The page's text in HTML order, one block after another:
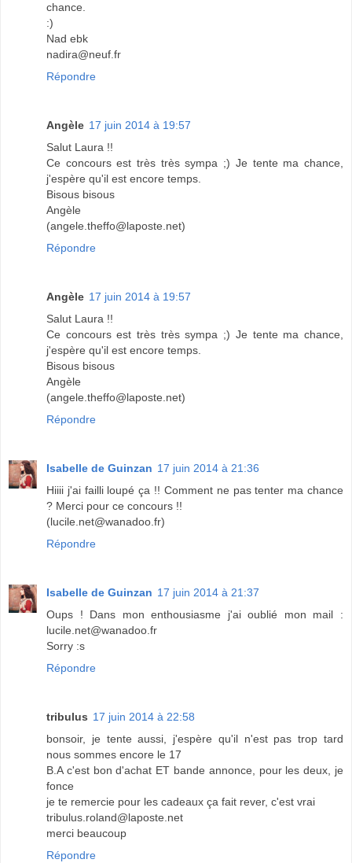
chance.
:)
Nad ebk
nadira@neuf.fr
Répondre
Angèle 17 juin 2014 à 19:57
Salut Laura !!
Ce concours est très très sympa ;) Je tente ma chance,
j'espère qu'il est encore temps.
Bisous bisous
Angèle
(angele.theffo@laposte.net)
Répondre
Angèle 17 juin 2014 à 19:57
Salut Laura !!
Ce concours est très très sympa ;) Je tente ma chance,
j'espère qu'il est encore temps.
Bisous bisous
Angèle
(angele.theffo@laposte.net)
Répondre
Isabelle de Guinzan 17 juin 2014 à 21:36
Hiiii j'ai failli loupé ça !! Comment ne pas tenter ma chance
? Merci pour ce concours !!
(lucile.net@wanadoo.fr)
Répondre
Isabelle de Guinzan 17 juin 2014 à 21:37
Oups ! Dans mon enthousiasme j'ai oublié mon mail :
lucile.net@wanadoo.fr
Sorry :s
Répondre
tribulus 17 juin 2014 à 22:58
bonsoir, je tente aussi, j'espère qu'il n'est pas trop tard
nous sommes encore le 17
B.A c'est bon d'achat ET bande annonce, pour les deux, je
fonce
je te remercie pour les cadeaux ça fait rever, c'est vrai
tribulus.roland@laposte.net
merci beaucoup
Répondre